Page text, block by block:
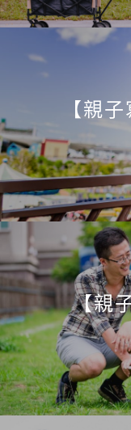
【親
【親